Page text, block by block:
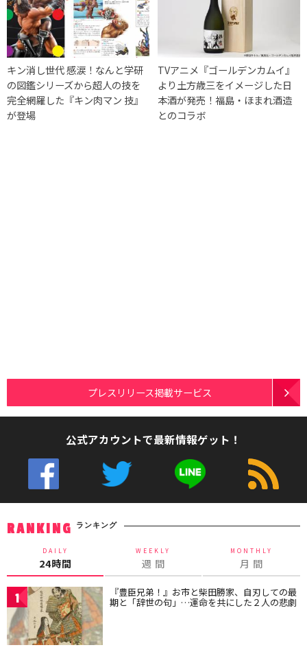
キン消し世代 感涙！なんと学研
の図鑑シリーズから超人の技を
完全網羅した『キン肉マン 技』
が登場
TVアニメ『ゴールデンカムイ』
より土方歳三をイメージした日
本酒が発売！福島・ほまれ酒造
とのコラボ
プレスリリース掲載サービス
公式アカウントで最新情報ゲット！
RANKING ランキング
DAILY
24時間
WEEKLY
週 間
MONTHLY
月 間
1 『豊臣兄弟！』お市と柴田勝家、自刃しての最
期と「辞世の句」…運命を共にした２人の悲劇